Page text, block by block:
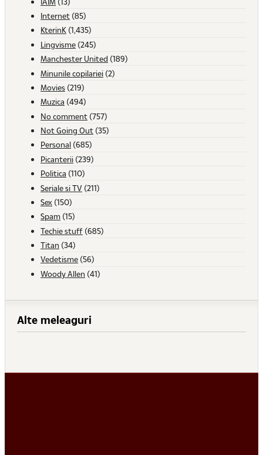
Internet (85)
KterinK (1,435)
Lingvisme (245)
Manchester United (189)
Minunile copilariei (2)
Movies (219)
Muzica (494)
No comment (757)
Not Going Out (35)
Personal (685)
Picanterii (239)
Politica (110)
Seriale si TV (211)
Sex (150)
Spam (15)
Techie stuff (685)
Titan (34)
Vedetisme (56)
Woody Allen (41)
Alte meleaguri